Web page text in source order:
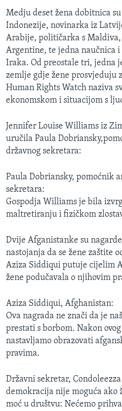
Medju deset žena dobitnica
Indonezije, novinarka iz
Arabije, političarka s
Argentine, te jedna naučnica
Iraka. Od preostale tri, jedna
zemlje gdje žene prosvjeduju
Human Rights Watch naziva
ekonomskom i situacijom s
Jennifer Louise Williams iz
uručila Paula
državnog sekretara:
Paula Dobriansky, pomoćnik
sekretara:
Gospodja Williams je bila
maltretiranju i fizičkom
Dvije Afganistanke su
nastojanja da se žene zaštite
Aziza Siddiqui putuje cijelim
žene podučavala o njihovim
Aziza Siddiqui, Afghanistan:
Ova nagrada ne znači da je
prestati s borbom. Nakon
nastavljamo obrazovati
pravima.
Državni sekretar,
demokracija nije moguća ako
moć u društvu: Nećemo